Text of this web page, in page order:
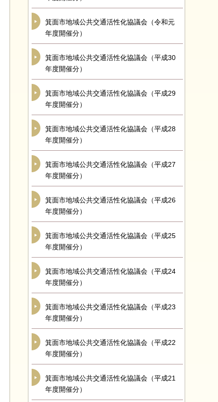
箕面市地域公共交通活性化協議会（令和元
年度開催分）
箕面市地域公共交通活性化協議会（平成30
年度開催分）
箕面市地域公共交通活性化協議会（平成29
年度開催分）
箕面市地域公共交通活性化協議会（平成28
年度開催分）
箕面市地域公共交通活性化協議会（平成27
年度開催分）
箕面市地域公共交通活性化協議会（平成26
年度開催分）
箕面市地域公共交通活性化協議会（平成25
年度開催分）
箕面市地域公共交通活性化協議会（平成24
年度開催分）
箕面市地域公共交通活性化協議会（平成23
年度開催分）
箕面市地域公共交通活性化協議会（平成22
年度開催分）
箕面市地域公共交通活性化協議会（平成21
年度開催分）